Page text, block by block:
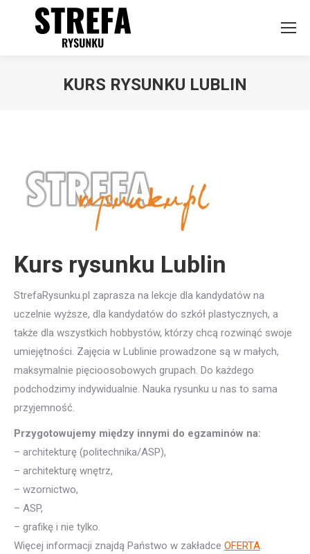
KURS RYSUNKU LUBLIN
Kurs rysunku Lublin
StrefaRysunku.pl zaprasza na lekcje dla kandydatów na
uczelnie wyższe, dla kandydatów do szkół plastycznych, a
także dla wszystkich hobbystów, którzy chcą rozwinąć swoje
umiejętności. Zajęcia w Lublinie prowadzone są w małych,
maksymalnie pięcioosobowych grupach. Do każdego
podchodzimy indywidualnie. Nauka rysunku u nas to sama
przyjemność.
Przygotowujemy między innymi do egzaminów na:
– architekturę (politechnika/ASP),
– architekturę wnętrz,
– wzornictwo,
– ASP,
– grafikę i nie tylko.
Więcej informacji znajdą Państwo w zakładce OFERTA.